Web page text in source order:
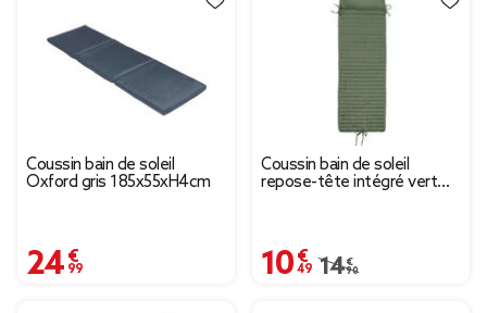
Coussin bain de soleil
Oxford gris 185x55xH4cm
24,99 €
Coussin bain de soleil
repose-tête intégré vert
10,49 €
Prix remisé de 14,90
14,90 €